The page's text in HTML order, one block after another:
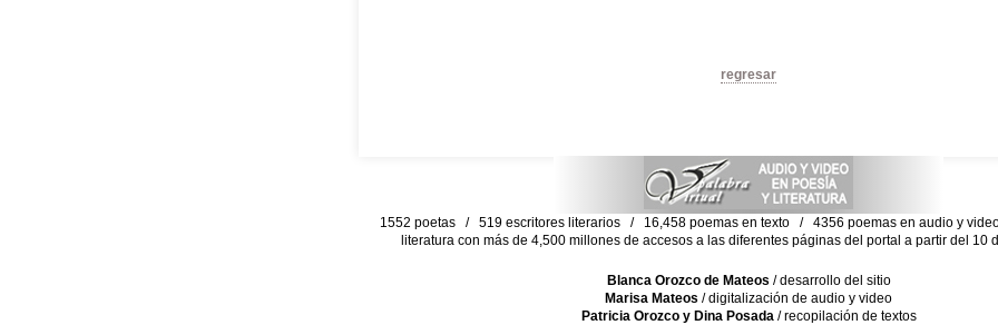
regresar
1552 poetas / 519 escritores literarios / 16,458 poemas en texto / 4356 poemas en audio y
literatura con más de 4,500 millones de accesos a las diferentes páginas del portal a partir del 10
Blanca Orozco de Mateos / desarrollo del sitio
Marisa Mateos / digitalización de audio y video
Patricia Orozco y Dina Posada/ recopilación de textos